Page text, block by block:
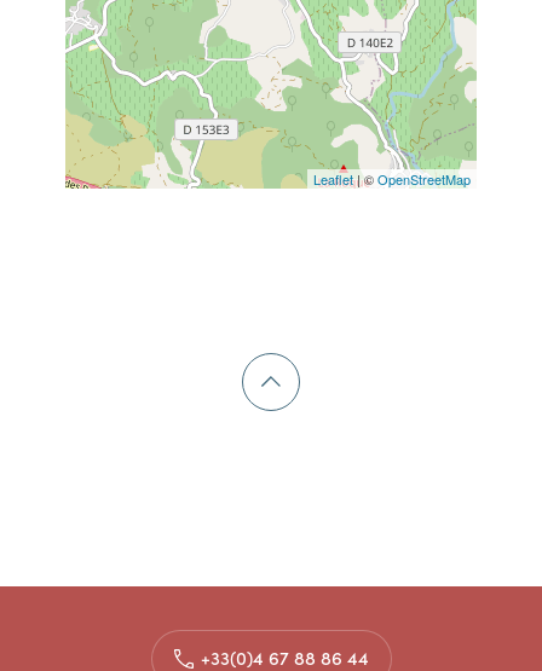
Leaflet| ©OpenStreetMap
+33(0)4 67 88 86 44